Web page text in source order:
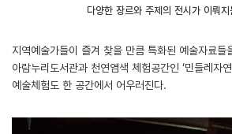
다양한 장르와 주제의 전시가 이뤄지
지역예술가들이 즐겨 찾을 만큼 특화된 예술자료들
아람누리도서관과 천연염색 체험공간인 ‘민들레자
예술체험도 한 공간에서 어우러진다.